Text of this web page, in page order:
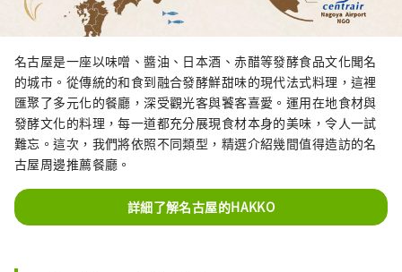
名古屋是一座以味噌、醬油、日本酒、赤醋等發酵食品文化聞名
的城市。從傳統的和食到融合發酵鮮甜味的現代法式料理，這裡
匯聚了多元化的餐廳，深受觀光客與饕客喜愛。運用在地食材與
發酵文化的料理，每一道都充分展現食材本身的美味，令人一試
難忘。這次，我們將依照不同類型，精選介紹幾間值得造訪的名
古屋周邊推薦餐廳。
詳細了解名古屋的HAKKO